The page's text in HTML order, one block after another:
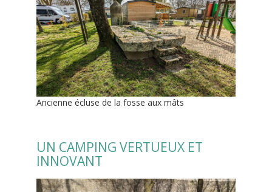
Ancienne écluse de la fosse aux mâts
UN CAMPING VERTUEUX ET
INNOVANT